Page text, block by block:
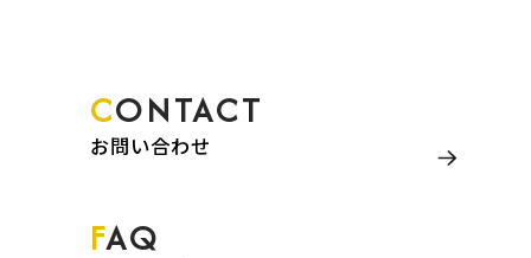
車通勤OK
CONTACT
お問い合わせ
FAQ